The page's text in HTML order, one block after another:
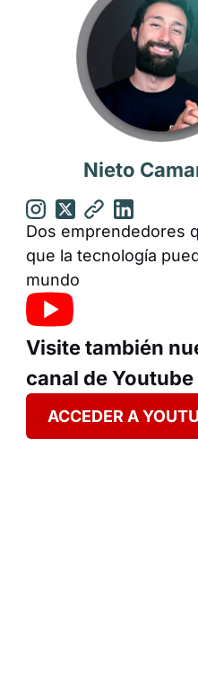
Nieto
Dos emprendedores
que la tecnología
mundo
Visite también
canal de Youtube
ACCEDER A